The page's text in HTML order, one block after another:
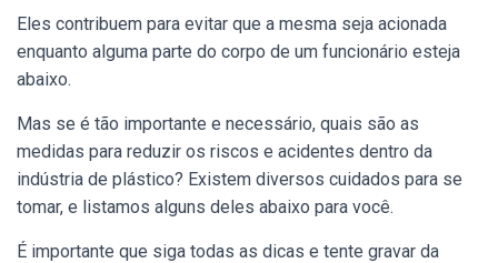
Eles contribuem para evitar que a mesma seja acionada
enquanto alguma parte do corpo de um funcionário esteja
abaixo.
Mas se é tão importante e necessário, quais são as
medidas para reduzir os riscos e acidentes dentro da
indústria de plástico? Existem diversos cuidados para se
tomar, e listamos alguns deles abaixo para você.
É importante que siga todas as dicas e tente gravar da